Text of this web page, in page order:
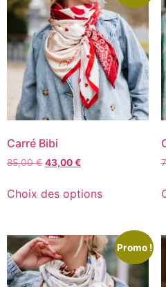
Carré Bibi
85,00€ 43,00€
Choix des options
Promo !